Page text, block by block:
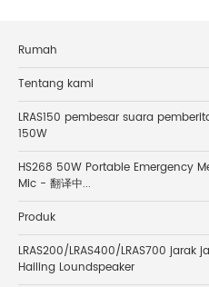
Rumah
Tentang kami
LRAS150 pembesar suara
150W
HS268 50W Portable Emergency
Mic - 翻译中...
Produk
LRAS200/LRAS400/LRAS700 jarak
Hailing Loundspeaker